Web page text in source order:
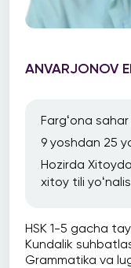
ANVARJONOV
Fargʻona sahar
9 yoshdan 25
Hozirda
xitoy tili
HSK 1-5 gacha
Kundalik
Grammatika va